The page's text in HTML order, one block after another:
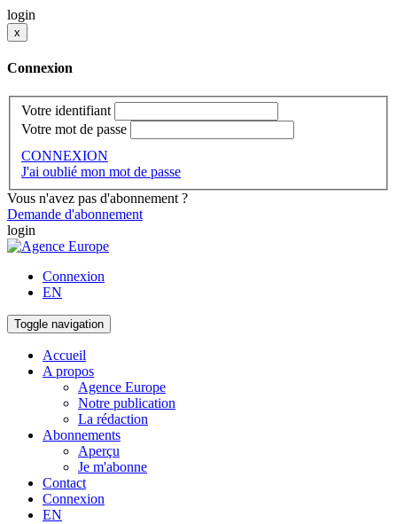
login
x
Connexion
Votre identifiant
Votre mot de passe
CONNEXION
J'ai oublié mon mot de passe
Vous n'avez pas d'abonnement ?
Demande d'abonnement
login
Connexion
EN
Toggle navigation
Accueil
A propos
Agence Europe
Notre publication
La rédaction
Abonnements
Aperçu
Je m'abonne
Contact
Connexion
EN